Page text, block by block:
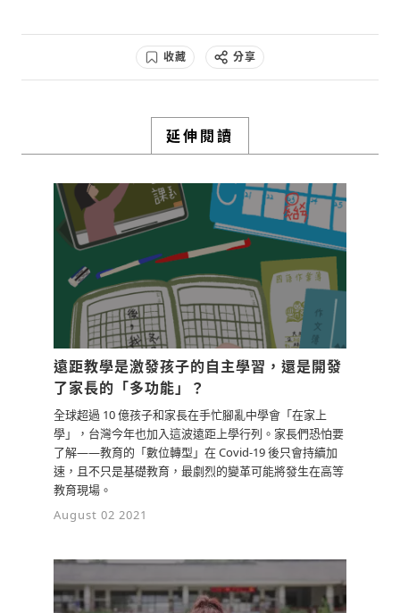
能放下手邊東西，然後隨即向全班報告成
他們在教的「自由」背後就帶有
「責任」，不是只是「隨便」而已，是更
在西方國家，很多地方也從小學就有選修
課，他們的教育哲學是認定「每個人都不
一樣」，所以...
0 3y
檢舉留言
收藏 分享
延伸閱讀
遠距教學是激發孩子的自主學習，還是開發
了家長的「多功能」？
全球超過 10 億孩子和家長在手忙腳亂中學會「在家上
學」，台灣今年也加入這波遠距上學行列。家長們恐怕要
了解——教育的「數位轉型」在 Covid-19 後只會持續加
速，且不只是基礎教育，最劇烈的變革可能將發生在高等
教育現場。
August 02 2021